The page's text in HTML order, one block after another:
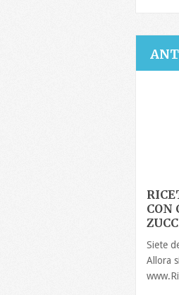
CON
Siete
Allora